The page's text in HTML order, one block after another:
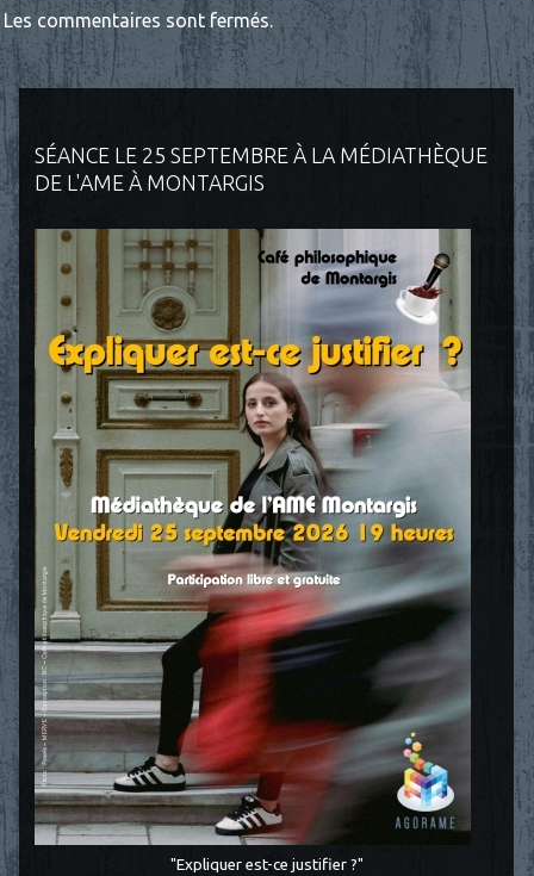
SÉANCE LE 25 SEPTEMBRE À LA MÉDIATHÈQUE
DE L'AME À MONTARGIS
"Expliquer est-ce justifier ?"
Les commentaires sont fermés.